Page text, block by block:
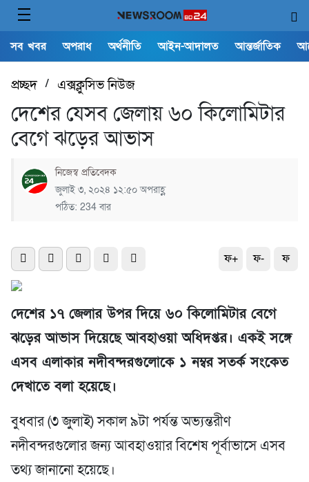
সব খবর অপরাধ অর্থনীতি আইন-আদালত আন্তর্জাতিক
প্রচ্ছদ/ এক্সক্লুসিভ নিউজ
দেশের যেসব জেলায় ৬০ কিলোমিটার
বেগে ঝড়ের আভাস
নিজেস্ব প্রতিবেদক
জুলাই ৩, ২০২৪ ১২:৫০ অপরাহ্ণ
পঠিত: 234 বার
ফ+ ফ- ফ
দেশের ১৭ জেলার উপর দিয়ে ৬০ কিলোমিটার বেগে
ঝড়ের আভাস দিয়েছে আবহাওয়া অধিদপ্তর। একই সঙ্গে
এসব এলাকার নদীবন্দরগুলোকে ১ নম্বর সতর্ক সংকেত
দেখাতে বলা হয়েছে।
বুধবার (৩ জুলাই) সকাল ৯টা পর্যন্ত অভ্যন্তরীণ
নদীবন্দরগুলোর জন্য আবহাওয়ার বিশেষ পূর্বাভাসে এসব
তথ্য জানানো হয়েছে।